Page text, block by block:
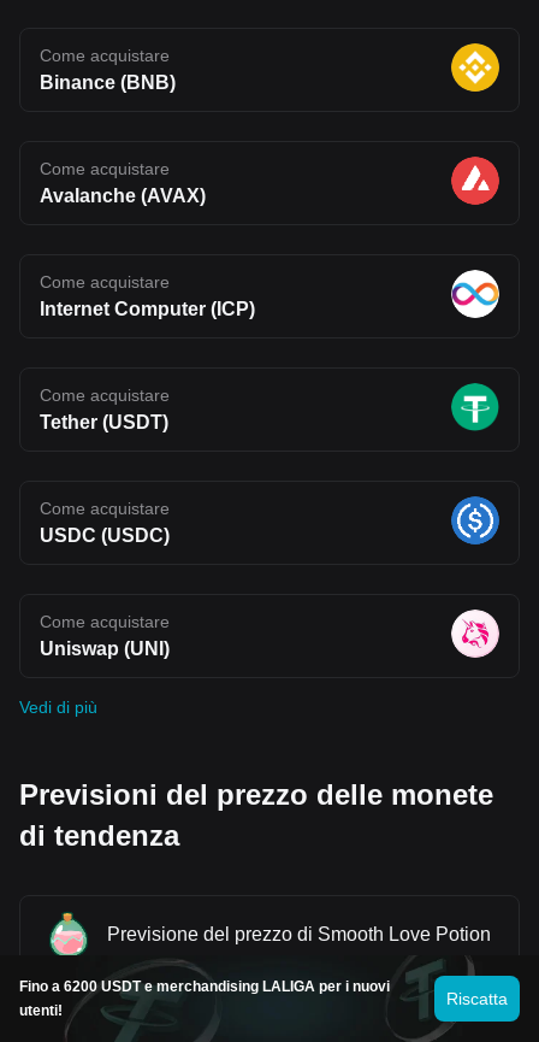
Come acquistare
Binance (BNB)
Come acquistare
Avalanche (AVAX)
Come acquistare
Internet Computer (ICP)
Come acquistare
Tether (USDT)
Come acquistare
USDC (USDC)
Come acquistare
Uniswap (UNI)
Vedi di più
Previsioni del prezzo delle monete
di tendenza
Previsione del prezzo di Smooth Love Potion
Fino a 6200 USDT e merchandising LALIGA per i nuovi
utenti!
Riscatta